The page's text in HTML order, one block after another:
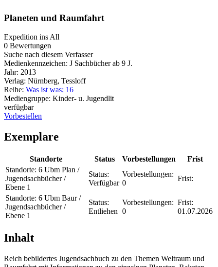
Planeten und Raumfahrt
Expedition ins All
0 Bewertungen
Suche nach diesem Verfasser
Medienkennzeichen: J Sachbücher ab 9 J.
Jahr: 2013
Verlag: Nürnberg, Tessloff
Reihe: Was ist was; 16
Mediengruppe: Kinder- u. Jugendlit
verfügbar
Vorbestellen
Exemplare
Standorte Status Vorbestellungen
Frist
Standorte: 6 Ubm Plan /
Jugendsachbücher /
Ebene 1
Status:
Verfügbar
Vorbestellungen:
0
Frist:
Standorte: 6 Ubm Baur /
Jugendsachbücher /
Ebene 1
Status:
Entliehen
Vorbestellungen:
0
Frist:
01.07.2026
Inhalt
Reich bebildertes Jugendsachbuch zu den Themen Weltraum und